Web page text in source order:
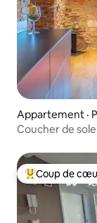
Appartement ·
Coucher de
Coup de cœur
Coup de